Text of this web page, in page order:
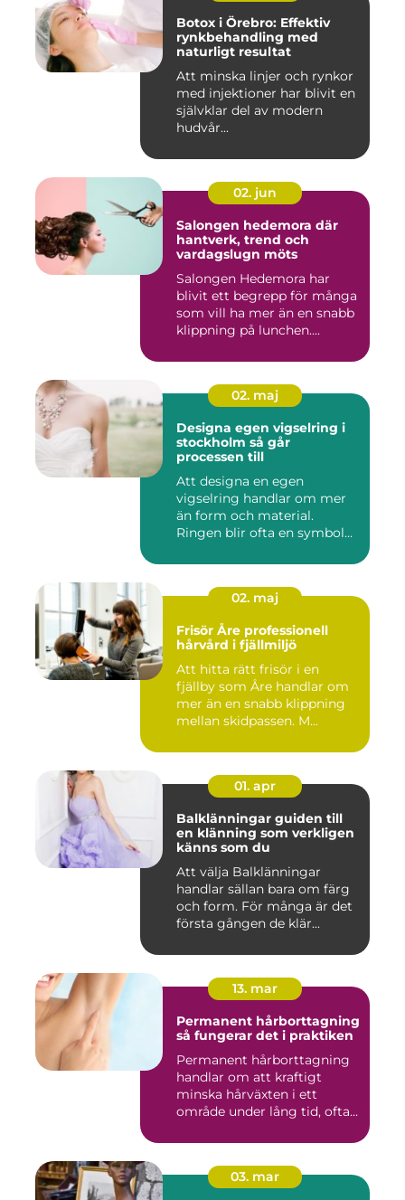
Botox i Örebro: Effektiv
rynkbehandling med
naturligt resultat
Att minska linjer och rynkor
med injektioner har blivit en
självklar del av modern
hudvår...
02. jun
Salongen hedemora där
hantverk, trend och
vardagslugn möts
Salongen Hedemora har
blivit ett begrepp för många
som vill ha mer än en snabb
klippning på lunchen....
02. maj
Designa egen vigselring i
stockholm så går
processen till
Att designa en egen
vigselring handlar om mer
än form och material.
Ringen blir ofta en symbol
02. maj
Frisör Åre professionell
hårvård i fjällmiljö
Att hitta rätt frisör i en
fjällby som Åre handlar om
mer än en snabb klippning
mellan skidpassen. M...
01. apr
Balklänningar guiden till
en klänning som verkligen
känns som du
Att välja Balklänningar
handlar sällan bara om färg
och form. För många är det
första gången de klär...
13. mar
Permanent hårborttagning
så fungerar det i praktiken
Permanent hårborttagning
handlar om att kraftigt
minska hårväxten i ett
område under lång tid, ofta
03. mar